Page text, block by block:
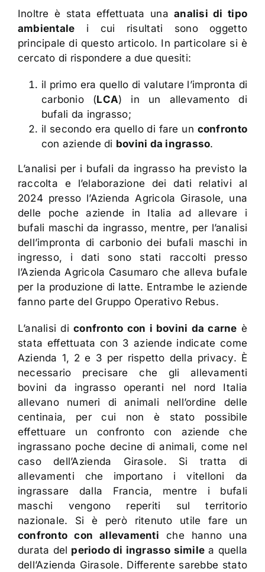
Inoltre è stata effettuata unaanalisi di tipo
ambientale i cui risultati sono oggetto
principale di questo articolo. In particolare si è
cercato di rispondere a due quesiti:
il primo era quello di valutare l’impronta di
carbonio (LCA) in un allevamento di
bufali da ingrasso;
il secondo era quello di fare un confronto
con aziende di bovini da ingrasso.
L’analisi per i bufali da ingrasso ha previsto la
raccolta e l’elaborazione dei dati relativi al
2024 presso l’Azienda Agricola Girasole, una
delle poche aziende in Italia ad allevare i
bufali maschi da ingrasso, mentre, per l’analisi
dell’impronta di carbonio dei bufali maschi in
ingresso, i dati sono stati raccolti presso
l’Azienda Agricola Casumaro che alleva bufale
per la produzione di latte. Entrambe le aziende
fanno parte del Gruppo Operativo Rebus.
L’analisi diconfronto con i bovini da carne è
stata effettuata con 3 aziende indicate come
Azienda 1, 2 e 3 per rispetto della privacy. È
necessario precisare che gli allevamenti
bovini da ingrasso operanti nel nord Italia
allevano numeri di animali nell’ordine delle
centinaia, per cui non è stato possibile
effettuare un confronto con aziende che
ingrassano poche decine di animali, come nel
caso dell’Azienda Girasole. Si tratta di
allevamenti che importano i vitelloni da
ingrassare dalla Francia, mentre i bufali
maschi vengono reperiti sul territorio
nazionale. Si è però ritenuto utile fare un
confronto con allevamenti che hanno una
durata del periodo di ingrasso simile a quella
dell’Azienda Girasole. Differente sarebbe stato